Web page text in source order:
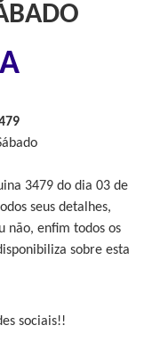
3479 do dia 03 de
seus detalhes,
não, enfim todos os
sobre esta
sociais!!